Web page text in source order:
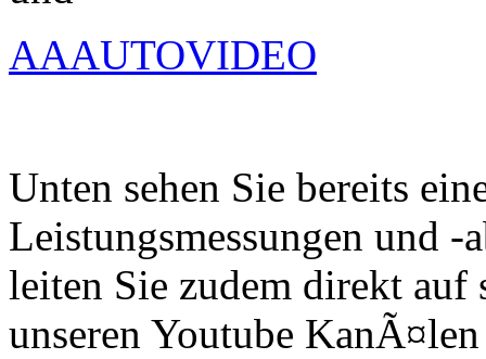
AAAUTOVIDEO
Unten sehen Sie bereits
Leistungsmessungen und -
leiten Sie zudem direkt auf
unseren Youtube